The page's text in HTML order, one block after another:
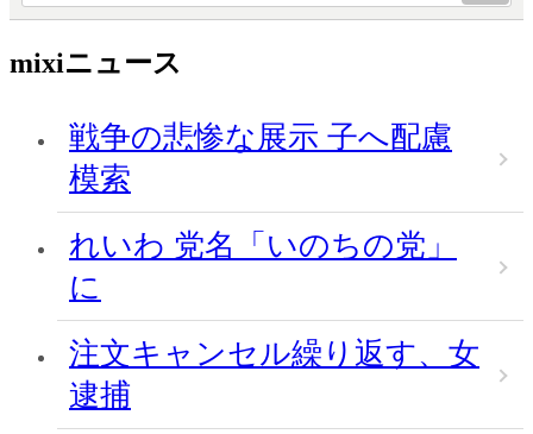
mixiニュース
戦争の悲惨な展示 子へ配慮
模索
れいわ 党名「いのちの党」
に
注文キャンセル繰り返す、女
逮捕